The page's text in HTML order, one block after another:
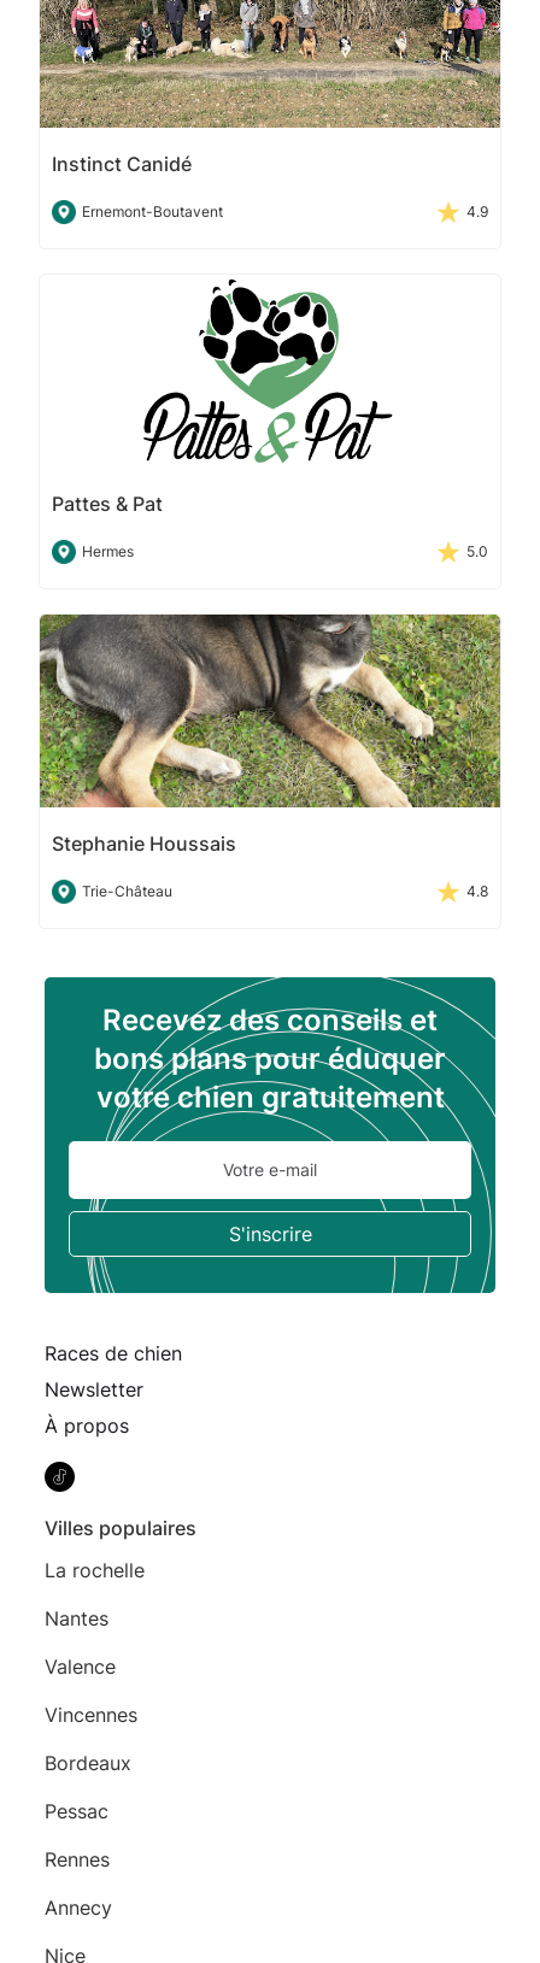
Instinct Canidé
Ernemont-Boutavent 4.9
Pattes & Pat
Hermes 5.0
Stephanie Houssais
Trie-Château 4.8
Recevez des conseils et
bons plans pour éduquer
votre chien gratuitement
Races de chien
Newsletter
À propos
Villes populaires
La rochelle
Nantes
Valence
Vincennes
Bordeaux
Pessac
Rennes
Annecy
Nice